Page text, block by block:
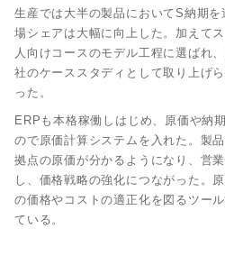
生産では大半の製品においてS納期
場シェアは大幅に向上した。加えて
人向けコースのモデル工程に選ばれ
社のケーススタディとして取り上げ
った。
ERPも本格稼働しはじめ、原価や納
ので原価計算システムを入れた。製
拠点の原価が分かるようになり、営
し、価格戦略の強化につながった。
の価格やコストの適正化を図るツー
ている。